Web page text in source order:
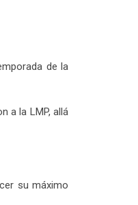
de la
a la LMP, allá
su máximo